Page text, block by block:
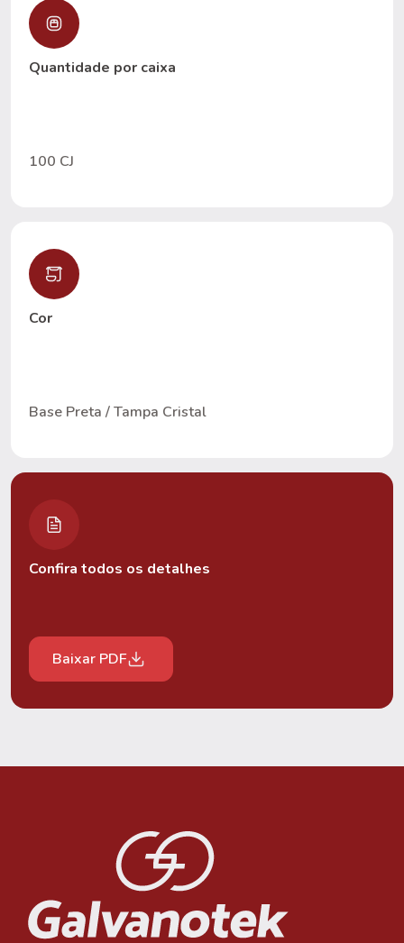
Quantidade por caixa
100 CJ
Cor
Base Preta / Tampa Cristal
Confira todos os detalhes
Baixar PDF